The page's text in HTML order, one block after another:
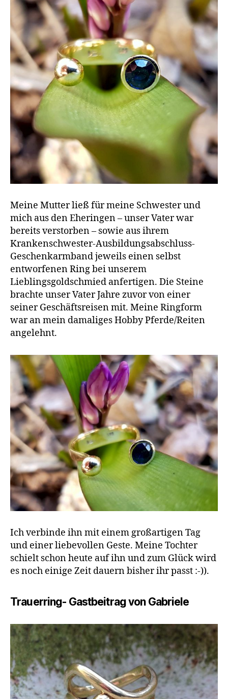
Meine Mutter ließ für meine Schwester und
mich aus den Eheringen – unser Vater war
bereits verstorben – sowie aus ihrem
Krankenschwester-Ausbildungsabschluss-
Geschenkarmband jeweils einen selbst
entworfenen Ring bei unserem
Lieblingsgoldschmied anfertigen. Die Steine
brachte unser Vater Jahre zuvor von einer
seiner Geschäftsreisen mit. Meine Ringform
war an mein damaliges Hobby Pferde/Reiten
angelehnt.
Ich verbinde ihn mit einem großartigen Tag
und einer liebevollen Geste. Meine Tochter
schielt schon heute auf ihn und zum Glück wird
es noch einige Zeit dauern bisher ihr passt :-)).
Trauerring- Gastbeitrag von Gabriele